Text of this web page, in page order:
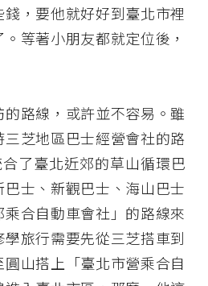
，要他就好好到臺北市裡
等著小朋友都就定位後，
路線，或許並不容易。雖
芝地區巴士經營會社的路
了臺北近郊的草山循環巴
士、新觀巴士、海山巴士
合自動車會社」的路線來
旅行需要先從三芝搭車到
山搭上「臺北市營乘合自